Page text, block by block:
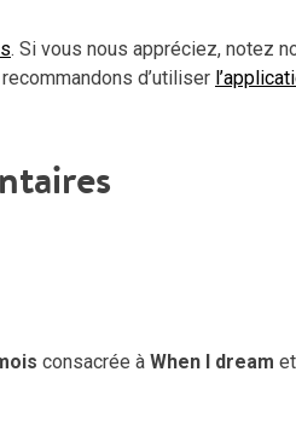
. Si vous nous appréciez, notez
d’utiliser
consacrée à When I dream et